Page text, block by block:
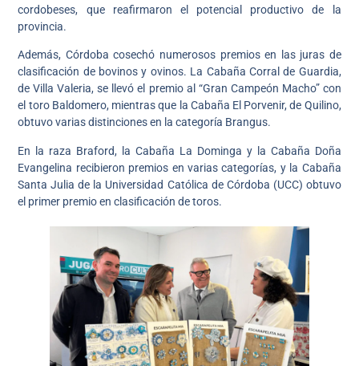
cordobeses, que reafirmaron el potencial productivo de la
provincia.
Además, Córdoba cosechó numerosos premios en las juras de
clasificación de bovinos y ovinos. La Cabaña Corral de Guardia,
de Villa Valeria, se llevó el premio al “Gran Campeón Macho” con
el toro Baldomero, mientras que la Cabaña El Porvenir, de Quilino,
obtuvo varias distinciones en la categoría Brangus.
En la raza Braford, la Cabaña La Dominga y la Cabaña Doña
Evangelina recibieron premios en varias categorías, y la Cabaña
Santa Julia de la Universidad Católica de Córdoba (UCC) obtuvo
el primer premio en clasificación de toros.